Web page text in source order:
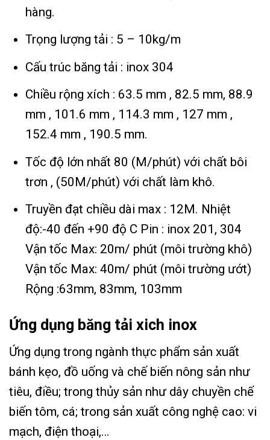
hàng.
Trọng lượng tải : 5 – 10kg/m
Cấu trúc băng tải : inox 304
Chiều rộng xích : 63.5 mm , 82.5 mm, 88.9
mm , 101.6 mm , 114.3 mm , 127 mm ,
152.4 mm , 190.5 mm.
Tốc độ lớn nhất 80 (M/phút) với chất bôi
trơn , (50M/phút) với chất làm khô.
Truyền đạt chiều dài max : 12M. Nhiệt
độ:-40 đến +90 độ C Pin : inox 201, 304
Vận tốc Max: 20m/ phút (môi trường khô)
Vận tốc Max: 40m/ phút (môi trường ướt)
Rộng :63mm, 83mm, 103mm
Ứng dụng băng tải xich inox
Ứng dụng trong ngành thực phẩm sản xuất
bánh kẹo, đồ uống và chế biến nông sản như
tiêu, điều; trong thủy sản như dây chuyền chế
biến tôm, cá; trong sản xuất công nghệ cao: vi
mạch, điện thoại,…